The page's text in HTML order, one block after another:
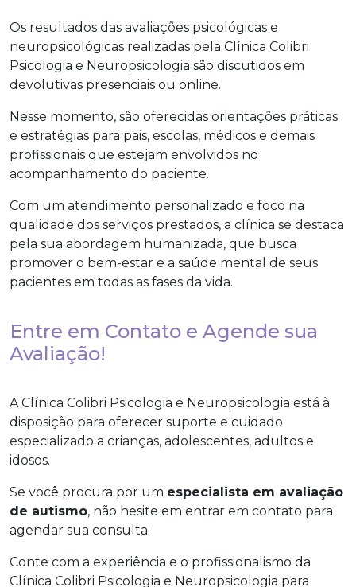
Os resultados das avaliações psicológicas e
neuropsicológicas realizadas pela Clínica Colibri
Psicologia e Neuropsicologia são discutidos em
devolutivas presenciais ou online.
Nesse momento, são oferecidas orientações práticas
e estratégias para pais, escolas, médicos e demais
profissionais que estejam envolvidos no
acompanhamento do paciente.
Com um atendimento personalizado e foco na
qualidade dos serviços prestados, a clínica se destaca
pela sua abordagem humanizada, que busca
promover o bem-estar e a saúde mental de seus
pacientes em todas as fases da vida.
Entre em Contato e Agende sua
Avaliação!
A Clínica Colibri Psicologia e Neuropsicologia está à
disposição para oferecer suporte e cuidado
especializado a crianças, adolescentes, adultos e
idosos.
Se você procura por um especialista em avaliação
de autismo, não hesite em entrar em contato para
agendar sua consulta.
Conte com a experiência e o profissionalismo da
Clínica Colibri Psicologia e Neuropsicologia para